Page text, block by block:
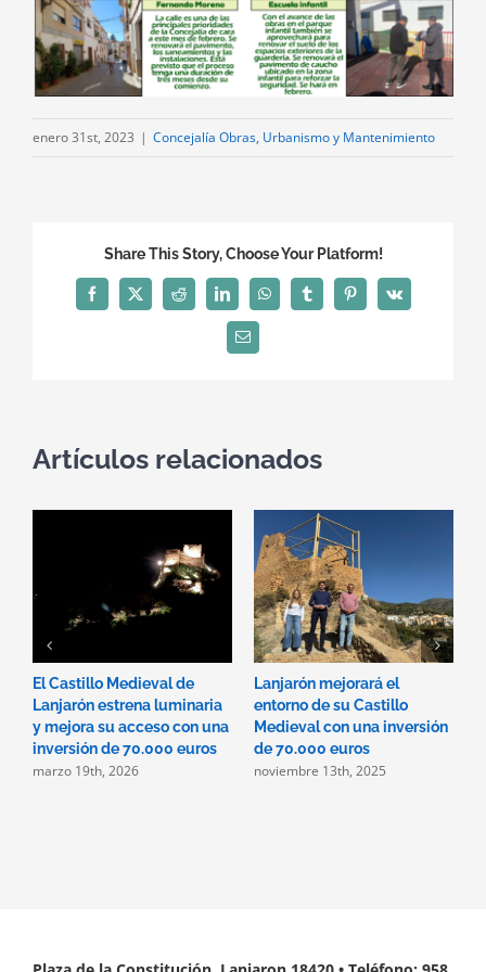
enero 31st, 2023 | Concejalía Obras, Urbanismo y Mantenimiento
Share This Story, Choose Your Platform!
Facebook
X Reddit LinkedInWhatsAppTumblrPinterest
Vk
Correo
electrónico
Artículos relacionados
El Castillo Medieval de
Lanjarón estrena luminaria
y mejora su acceso con una
inversión de 70.000 euros
marzo 19th, 2026
Lanjarón mejorará el
entorno de su Castillo
Medieval con una inversión
de 70.000 euros
noviembre 13th, 2025